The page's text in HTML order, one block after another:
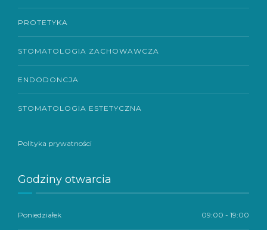
PROTETYKA
STOMATOLOGIA ZACHOWAWCZA
ENDODONCJA
STOMATOLOGIA ESTETYCZNA
Polityka prywatności
Godziny otwarcia
Poniedziałek 09:00 - 19:00